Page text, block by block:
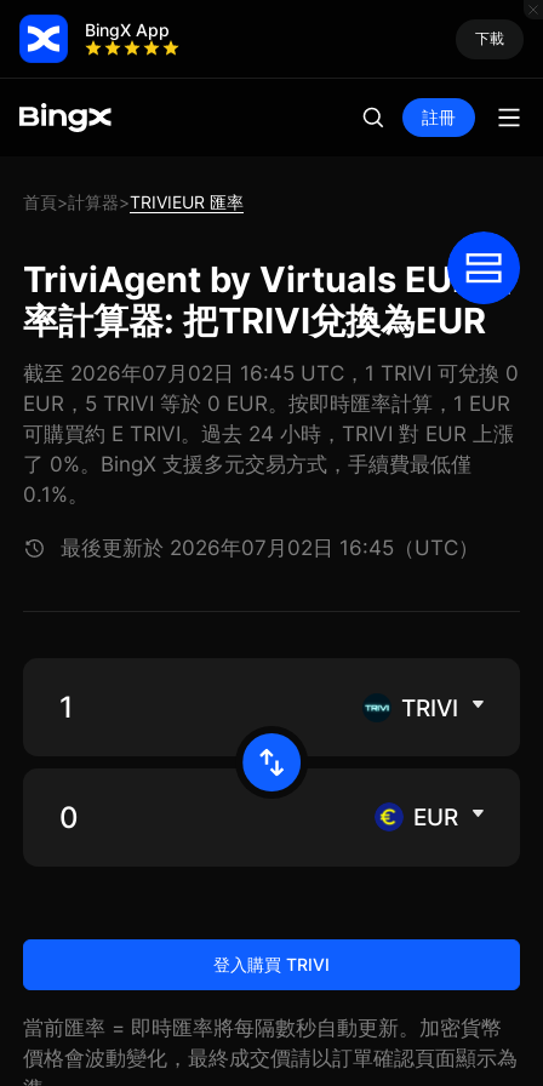
BingX App 下載
註冊
首頁>計算器>TRIVIEUR 匯率
TriviAgent by Virtuals EUR匯
率計算器: 把TRIVI兌換為EUR
截至 2026年07月02日 16:45 UTC，1 TRIVI 可兌換 0
EUR，5 TRIVI 等於 0 EUR。按即時匯率計算，1 EUR
可購買約 E TRIVI。過去 24 小時，TRIVI 對 EUR 上漲
了 0%。BingX 支援多元交易方式，手續費最低僅
0.1%。
最後更新於 2026年07月02日 16:45（UTC）
TRIVI
EUR
登入購買 TRIVI
當前匯率 = 即時匯率將每隔數秒自動更新。加密貨幣
價格會波動變化，最終成交價請以訂單確認頁面顯示為